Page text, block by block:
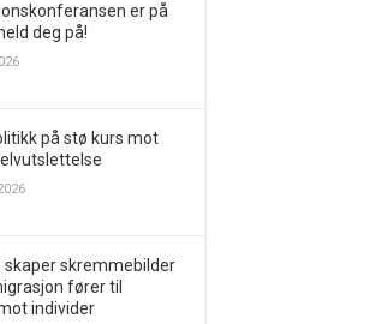
er på
deg på!
på stø kurs mot
skaper skremmebilder
fører til
individer